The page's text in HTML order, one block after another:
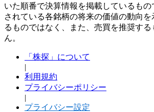
いた順番で決算情報を掲載しているも
されている各銘柄の将来の価値の動向
るものではなく、また、売買を推奨す
ん。
「株探」について
|
利用規約
プライバシーポリシー
|
プライバシー設定